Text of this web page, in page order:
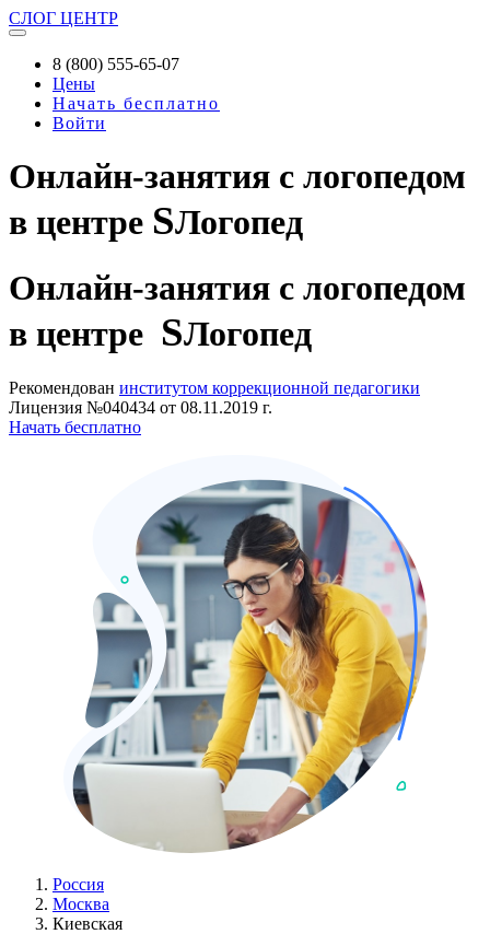
СЛОГ ЦЕНТР
8 (800) 555-65-07
Цены
Начать бесплатно
Войти
Онлайн-занятия с логопедом
в центре SЛогопед
Онлайн-занятия с логопедом
в центре SЛогопед
Рекомендован институтом коррекционной педагогики
Лицензия №040434 от 08.11.2019 г.
Начать бесплатно
Россия
Москва
Киевская